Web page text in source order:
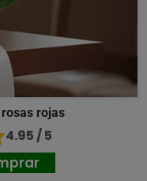
rojas
4.95 / 5